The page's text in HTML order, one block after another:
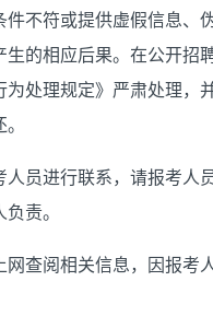
件不符或提供虚假信息、
生的相应后果。在公开招
为处理规定》严肃处理，
人员进行联系，请报考人
负责。
网查阅相关信息，因报考